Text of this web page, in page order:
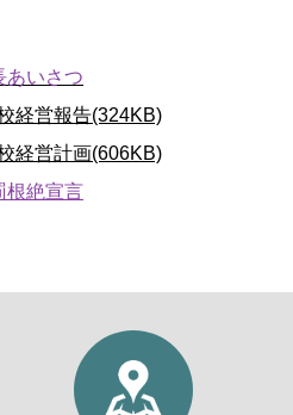
あいさつ
経営報告(324KB)
経営計画(606KB)
根絶宣言